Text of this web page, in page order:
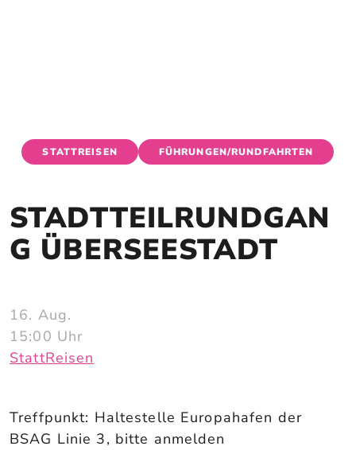
STATTREISEN FÜHRUNGEN/RUNDFAHRTEN
STADTTEILRUNDGAN
G ÜBERSEESTADT
16. Aug.
15:00 Uhr
StattReisen
Treffpunkt: Haltestelle Europahafen der
BSAG Linie 3, bitte anmelden